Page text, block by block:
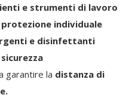
e strumenti di lavoro
individuale
e disinfettanti
garantire la distanza di